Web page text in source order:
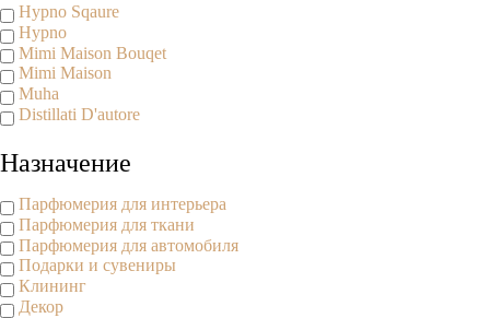
Hypno Sqaure
Hypno
Mimi Maison Bouqet
Mimi Maison
Muha
Distillati D'autore
Назначение
Парфюмерия для интерьера
Парфюмерия для ткани
Парфюмерия для автомобиля
Подарки и сувениры
Клининг
Декор